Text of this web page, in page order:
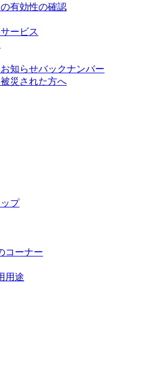
有効性の確認
ービス
知らせバックナンバー
災された方へ
プ
コーナー
用途